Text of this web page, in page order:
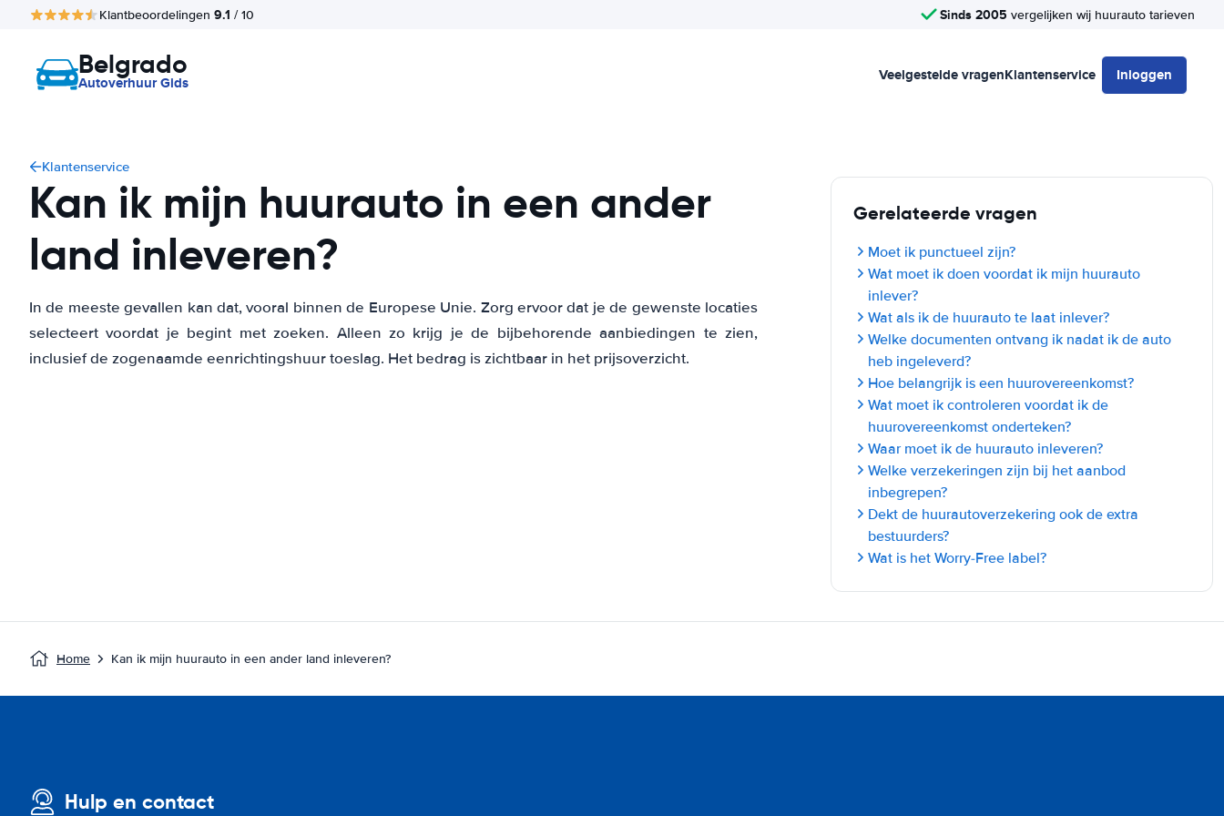
Klantbeoordelingen 9.1 / 10 Sinds 2005 vergelijken wij huurauto tarieven
Belgrado
Autoverhuur Gids Veelgestelde vragenKlantenservice Inloggen
Klantenservice
Kan ik mijn huurauto in een ander
land inleveren?
In de meeste gevallen kan dat, vooral binnen de Europese Unie. Zorg ervoor dat je de gewenste locaties
selecteert voordat je begint met zoeken. Alleen zo krijg je de bijbehorende aanbiedingen te zien,
inclusief de zogenaamde eenrichtingshuur toeslag. Het bedrag is zichtbaar in het prijsoverzicht.
Gerelateerde vragen
Moet ik punctueel zijn?
Wat moet ik doen voordat ik mijn huurauto
inlever?
Wat als ik de huurauto te laat inlever?
Welke documenten ontvang ik nadat ik de auto
heb ingeleverd?
Hoe belangrijk is een huurovereenkomst?
Wat moet ik controleren voordat ik de
huurovereenkomst onderteken?
Waar moet ik de huurauto inleveren?
Welke verzekeringen zijn bij het aanbod
inbegrepen?
Dekt de huurautoverzekering ook de extra
bestuurders?
Wat is het Worry-Free label?
Home Kan ik mijn huurauto in een ander land inleveren?
Hulp en contact